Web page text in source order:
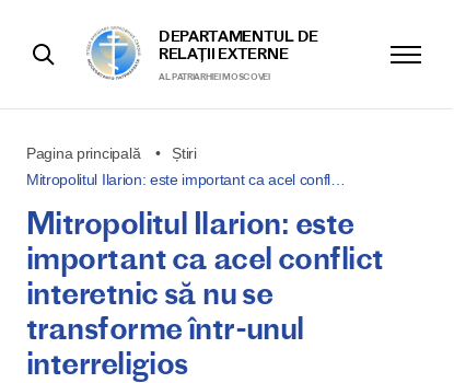
DEPARTAMENTUL DE
RELAȚII EXTERNE
AL PATRIARHIEI MOSCOVEI
Pagina principală
Știri
Mitropolitul Ilarion: este important ca acel confl…
Mitropolitul Ilarion: este
important ca acel conflict
interetnic să nu se
transforme într-unul
interreligios